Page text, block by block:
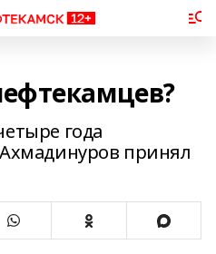
года
Ахмадинуров принял